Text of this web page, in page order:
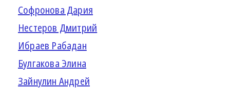
Софронова Дария
Нестеров Дмитрий
Ибраев Рабадан
Булгакова Элина
Зайнулин Андрей